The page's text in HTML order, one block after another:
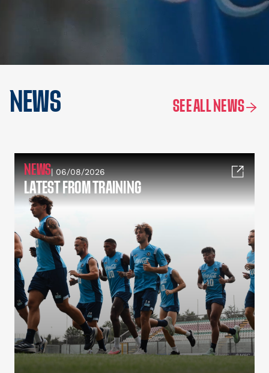
NEWS SEE ALL NEWS
NEWS| 06/08/2026
LATEST FROM TRAINING